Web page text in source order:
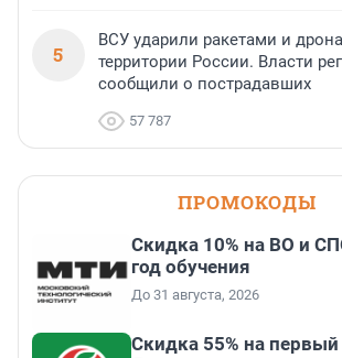
5
ВСУ ударили ракетами и
территории России. Власти
сообщили о пострадавших
57 787
ПРОМОКОДЫ
Скидка 10% на ВО и
год обучения
До 31 августа, 2026
Скидка 55% на первый